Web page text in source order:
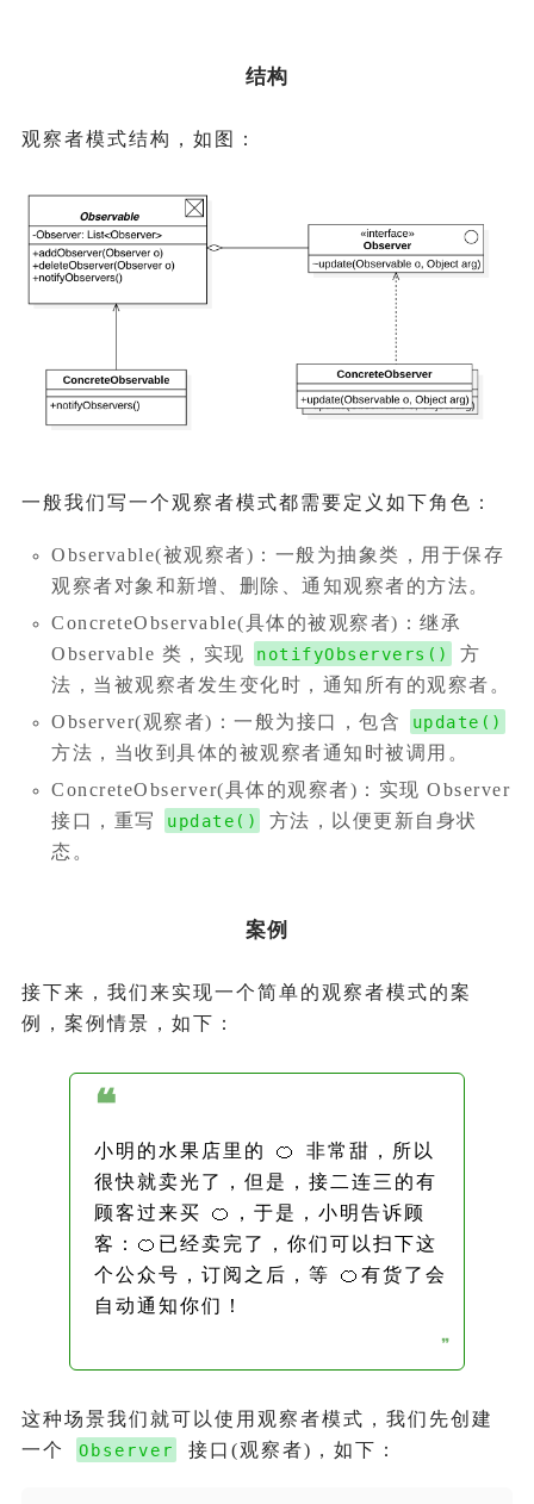
结构
观察者模式结构，如图：
一般我们写一个观察者模式都需要定义如下角色：
Observable(被观察者)：一般为抽象类，用于保存
观察者对象和新增、删除、通知观察者的方法。
ConcreteObservable(具体的被观察者)：继承
Observable 类，实现
notifyObservers()
方
法，当被观察者发生变化时，通知所有的观察者。
Observer(观察者)：一般为接口，包含
update()
方法，当收到具体的被观察者通知时被调用。
ConcreteObserver(具体的观察者)：实现 Observer
接口，重写
update()
方法，以便更新自身状
态。
案例
接下来，我们来实现一个简单的观察者模式的案
例，案例情景，如下：
❝
小明的水果店里的 🍊 非常甜，所以
很快就卖光了，但是，接二连三的有
顾客过来买 🍊，于是，小明告诉顾
客：🍊已经卖完了，你们可以扫下这
个公众号，订阅之后，等 🍊有货了会
自动通知你们！
❞
这种场景我们就可以使用观察者模式，我们先创建
一个
Observer 接口(观察者)，如下：